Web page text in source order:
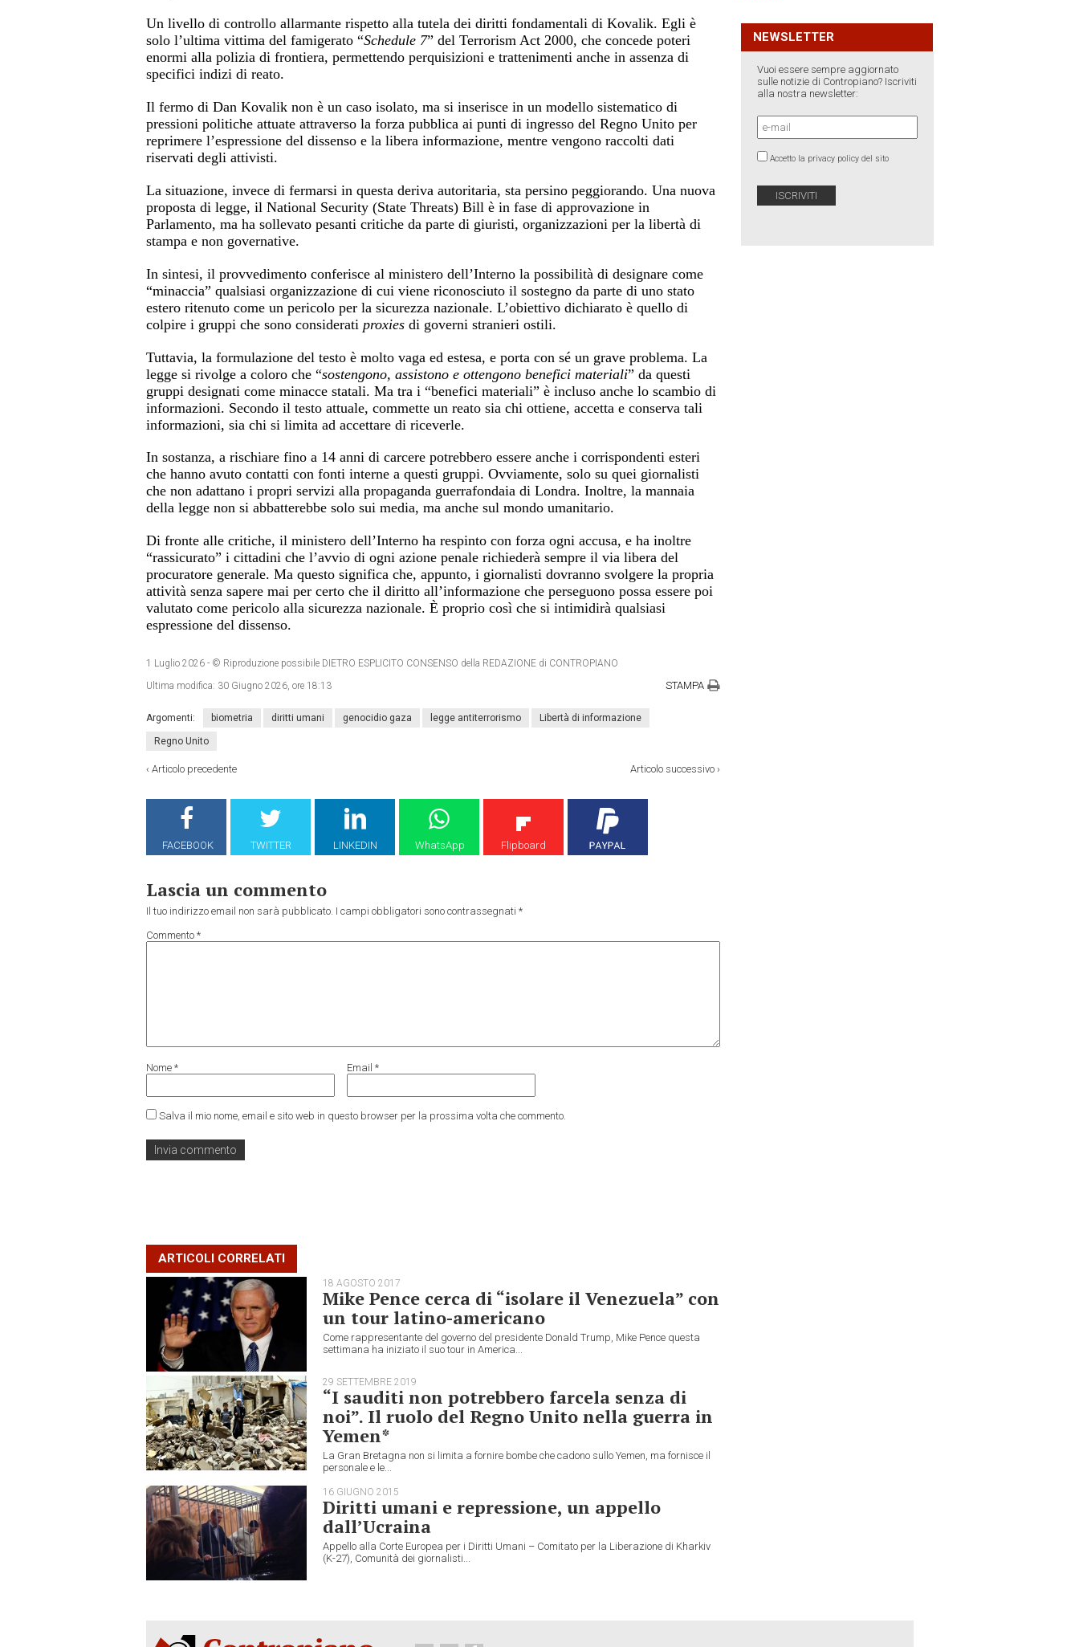
Un livello di controllo allarmante rispetto alla tutela dei diritti fondamentali di Kovalik. Egli è
solo l’ultima vittima del famigerato “Schedule 7” del Terrorism Act 2000, che concede poteri
enormi alla polizia di frontiera, permettendo perquisizioni e trattenimenti anche in assenza di
specifici indizi di reato.
Il fermo di Dan Kovalik non è un caso isolato, ma si inserisce in un modello sistematico di
pressioni politiche attuate attraverso la forza pubblica ai punti di ingresso del Regno Unito per
reprimere l’espressione del dissenso e la libera informazione, mentre vengono raccolti dati
riservati degli attivisti.
La situazione, invece di fermarsi in questa deriva autoritaria, sta persino peggiorando. Una nuova
proposta di legge, il National Security (State Threats) Bill è in fase di approvazione in
Parlamento, ma ha sollevato pesanti critiche da parte di giuristi, organizzazioni per la libertà di
stampa e non governative.
In sintesi, il provvedimento conferisce al ministero dell’Interno la possibilità di designare come
“minaccia” qualsiasi organizzazione di cui viene riconosciuto il sostegno da parte di uno stato
estero ritenuto come un pericolo per la sicurezza nazionale. L’obiettivo dichiarato è quello di
colpire i gruppi che sono considerati proxies di governi stranieri ostili.
Tuttavia, la formulazione del testo è molto vaga ed estesa, e porta con sé un grave problema. La
legge si rivolge a coloro che “sostengono, assistono e ottengono benefici materiali” da questi
gruppi designati come minacce statali. Ma tra i “benefici materiali” è incluso anche lo scambio di
informazioni. Secondo il testo attuale, commette un reato sia chi ottiene, accetta e conserva tali
informazioni, sia chi si limita ad accettare di riceverle.
In sostanza, a rischiare fino a 14 anni di carcere potrebbero essere anche i corrispondenti esteri
che hanno avuto contatti con fonti interne a questi gruppi. Ovviamente, solo su quei giornalisti
che non adattano i propri servizi alla propaganda guerrafondaia di Londra. Inoltre, la mannaia
della legge non si abbatterebbe solo sui media, ma anche sul mondo umanitario.
Di fronte alle critiche, il ministero dell’Interno ha respinto con forza ogni accusa, e ha inoltre
“rassicurato” i cittadini che l’avvio di ogni azione penale richiederà sempre il via libera del
procuratore generale. Ma questo significa che, appunto, i giornalisti dovranno svolgere la propria
attività senza sapere mai per certo che il diritto all’informazione che perseguono possa essere poi
valutato come pericolo alla sicurezza nazionale. È proprio così che si intimidirà qualsiasi
espressione del dissenso.
1 Luglio 2026 - © Riproduzione possibile DIETRO ESPLICITO CONSENSO della REDAZIONE di CONTROPIANO
Ultima modifica: 30 Giugno 2026, ore 18:13 STAMPA
Argomenti: biometria diritti umani genocidio gaza legge antiterrorismo Libertà di informazione
Regno Unito
‹ Articolo precedente Articolo successivo ›
FACEBOOK TWITTER LINKEDIN WhatsApp Flipboard
Lascia un commento
Il tuo indirizzo email non sarà pubblicato. I campi obbligatori sono contrassegnati *
Commento *
Nome * Email *
Salva il mio nome, email e sito web in questo browser per la prossima volta che commento.
ARTICOLI CORRELATI
18 AGOSTO 2017
Mike Pence cerca di “isolare il Venezuela” con
un tour latino-americano
Come rappresentante del governo del presidente Donald Trump, Mike Pence questa
settimana ha iniziato il suo tour in America...
29 SETTEMBRE 2019
“I sauditi non potrebbero farcela senza di
noi”. Il ruolo del Regno Unito nella guerra in
Yemen*
La Gran Bretagna non si limita a fornire bombe che cadono sullo Yemen, ma fornisce il
personale e le...
16 GIUGNO 2015
Diritti umani e repressione, un appello
dall’Ucraina
Appello alla Corte Europea per i Diritti Umani – Comitato per la Liberazione di Kharkiv
(K-27), Comunità dei giornalisti...
NEWSLETTER
Vuoi essere sempre aggiornato
sulle notizie di Contropiano? Iscriviti
alla nostra newsletter:
Accetto la privacy policy del sito